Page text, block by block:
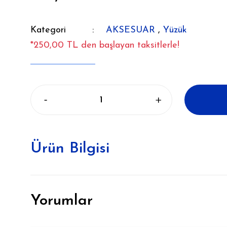
Kategori AKSESUAR , Yüzük
*250,00 TL den başlayan taksitlerle!
Ürün Bilgisi
Yorumlar